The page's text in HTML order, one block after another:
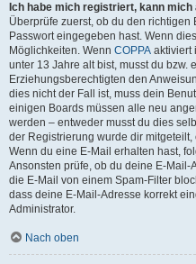
Ich habe mich registriert, kann
Überprüfe zuerst, ob du den
Passwort eingegeben hast. Wenn
Möglichkeiten. Wenn COPPA aktiviert
unter 13 Jahre alt bist, musst du bzw.
Erziehungsberechtigten den
dies nicht der Fall ist, muss dein
einigen Boards müssen alle neu
werden – entweder musst du dies
der Registrierung wurde dir
Wenn du eine E-Mail erhalten hast,
Ansonsten prüfe, ob du deine E-
die E-Mail von einem Spam-Filter
dass deine E-Mail-Adresse korrekt
Administrator.
Nach oben